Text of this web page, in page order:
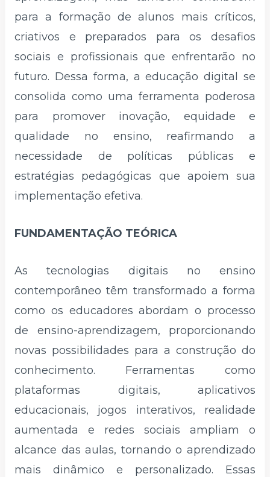
para a formação de alunos mais críticos,
criativos e preparados para os desafios
sociais e profissionais que enfrentarão no
futuro. Dessa forma, a educação digital se
consolida como uma ferramenta poderosa
para promover inovação, equidade e
qualidade no ensino, reafirmando a
necessidade de políticas públicas e
estratégias pedagógicas que apoiem sua
implementação efetiva.
FUNDAMENTAÇÃO TEÓRICA
As tecnologias digitais no ensino
contemporâneo têm transformado a forma
como os educadores abordam o processo
de ensino-aprendizagem, proporcionando
novas possibilidades para a construção do
conhecimento. Ferramentas como
plataformas digitais, aplicativos
educacionais, jogos interativos, realidade
aumentada e redes sociais ampliam o
alcance das aulas, tornando o aprendizado
mais dinâmico e personalizado. Essas